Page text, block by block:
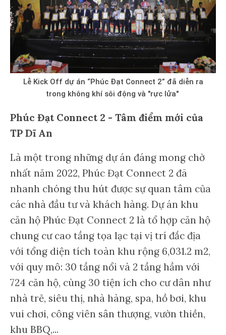
Lễ Kick Off dự án “Phúc Đạt Connect 2” đã diễn ra
trong không khí sôi động và "rực lửa"
Phúc Đạt Connect 2 - Tâm điểm mới của
TP Dĩ An
Là một trong những dự án đáng mong chờ
nhất năm 2022, Phúc Đạt Connect 2 đã
nhanh chóng thu hút được sự quan tâm của
các nhà đầu tư và khách hàng. Dự án khu
căn hộ Phúc Đạt Connect 2 là tổ hợp căn hộ
chung cư cao tầng tọa lạc tại vị trí đắc địa
với tổng diện tích toàn khu rộng 6,031.2 m2,
với quy mô: 30 tầng nổi và 2 tầng hầm với
724 căn hộ, cùng 30 tiện ích cho cư dân như
nhà trẻ, siêu thị, nhà hàng, spa, hồ bơi, khu
vui chơi, công viên sân thượng, vườn thiền,
khu BBQ,...